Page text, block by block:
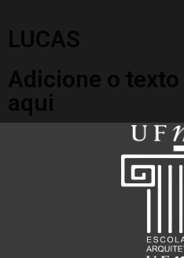
LUCAS
Adicione o
aqui